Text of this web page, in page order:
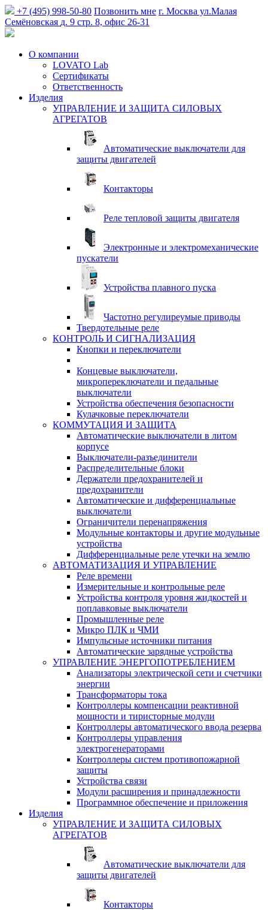
+7 (495) 998-50-80 Позвонить мне г. Москва ул.Малая
Семёновская д. 9 стр. 8, офис 26-31
О компании
LOVATO Lab
Сертификаты
Ответственность
Изделия
УПРАВЛЕНИЕ И ЗАЩИТА СИЛОВЫХ
АГРЕГАТОВ
Автоматические выключатели для
защиты двигателей
Контакторы
Реле тепловой защиты двигателя
Электронные и электромеханические
пускатели
Устройства плавного пуска
Частотно регулиреумые приводы
Твердотельные реле
КОНТРОЛЬ И СИГНАЛИЗАЦИЯ
Кнопки и переключатели
Концевые выключатели,
микропереключатели и педальные
выключатели
Устройства обеспечения безопасности
Кулачковые переключатели
КОММУТАЦИЯ И ЗАЩИТА
Автоматические выключатели в литом
корпусе
Выключатели-разъединители
Распределительные блоки
Держатели предохранителей и
предохранители
Автоматические и дифференциальные
выключатели
Ограничители перенапряжения
Модульные контакторы и другие модульные
устройства
Дифференциальные реле утечки на землю
АВТОМАТИЗАЦИЯ И УПРАВЛЕНИЕ
Реле времени
Измерительные и контрольные реле
Устройства контроля уровня жидкостей и
поплавковые выключатели
Промышленные реле
Микро ПЛК и ЧМИ
Импульсные источники питания
Автоматические зарядные устройства
УПРАВЛЕНИЕ ЭНЕРГОПОТРЕБЛЕНИЕМ
Анализаторы электрической сети и счетчики
энергии
Трансформаторы тока
Контроллеры компенсации реактивной
мощности и тиристорные модули
Контроллеры автоматического ввода резерва
Контроллеры управления
электрогенераторами
Контроллеры систем противопожарной
защиты
Устройства связи
Модули расширения и принадлежности
Программное обеспечение и приложения
Изделия
УПРАВЛЕНИЕ И ЗАЩИТА СИЛОВЫХ
АГРЕГАТОВ
Автоматические выключатели для
защиты двигателей
Контакторы